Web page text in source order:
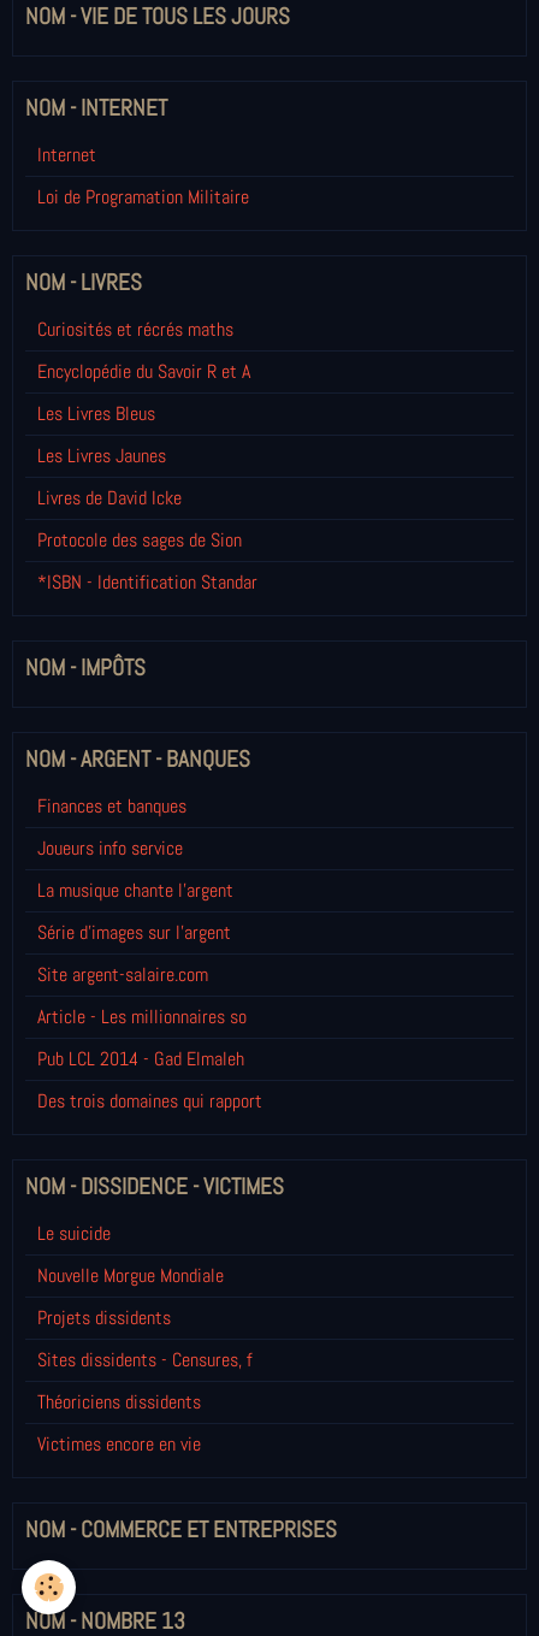
NOM - VIE DE TOUS LES JOURS
NOM - INTERNET
Internet
Loi de Programation Militaire
NOM - LIVRES
Curiosités et récrés maths
Encyclopédie du Savoir R et A
Les Livres Bleus
Les Livres Jaunes
Livres de David Icke
Protocole des sages de Sion
*ISBN - Identification Standar
NOM - IMPÔTS
NOM - ARGENT - BANQUES
Finances et banques
Joueurs info service
La musique chante l'argent
Série d'images sur l'argent
Site argent-salaire.com
Article - Les millionnaires so
Pub LCL 2014 - Gad Elmaleh
Des trois domaines qui rapport
NOM - DISSIDENCE - VICTIMES
Le suicide
Nouvelle Morgue Mondiale
Projets dissidents
Sites dissidents - Censures, f
Théoriciens dissidents
Victimes encore en vie
NOM - COMMERCE ET ENTREPRISES
NOM - NOMBRE 13